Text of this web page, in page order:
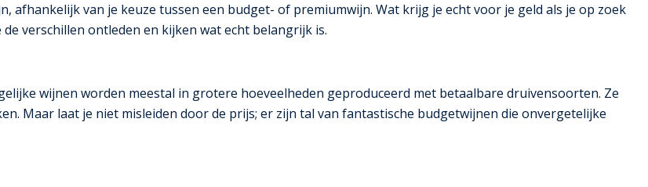
afhankelijk van je keuze tussen een budget- of premiumwijn. Wat krijg je echt voor je geld als je op zoek
verschillen ontleden en kijken wat echt belangrijk is.
wijnen worden meestal in grotere hoeveelheden geproduceerd met betaalbare druivensoorten. Ze
Maar laat je niet misleiden door de prijs; er zijn tal van fantastische budgetwijnen die onvergetelijke